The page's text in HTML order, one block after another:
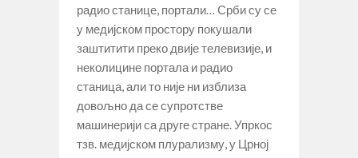
радио станице, портали… Срби су се
у медијском простору покушали
заштитити преко двије телевизије, и
неколицине портала и радио
станица, али то није ни изблиза
довољно да се супротстве
машинерији са друге стране. Упркос
тзв. медијском плурализму, у Црној